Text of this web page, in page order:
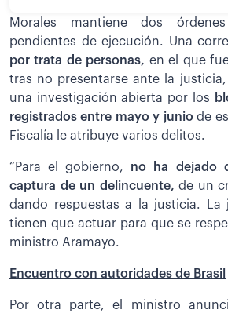
Morales mantiene dos
pendientes de ejecución. Una
por trata de personas, en el que
tras no presentarse ante la
una investigación abierta por los
registrados entre mayo y juniode
Fiscalía le atribuye varios delitos.
“Para el gobierno, no ha dejado
captura de un delincuente,de un
dando respuestas a la justicia. La
tienen que actuar para que se
ministro Aramayo.
Encuentro con autoridades de Brasil
Por otra parte, el ministro